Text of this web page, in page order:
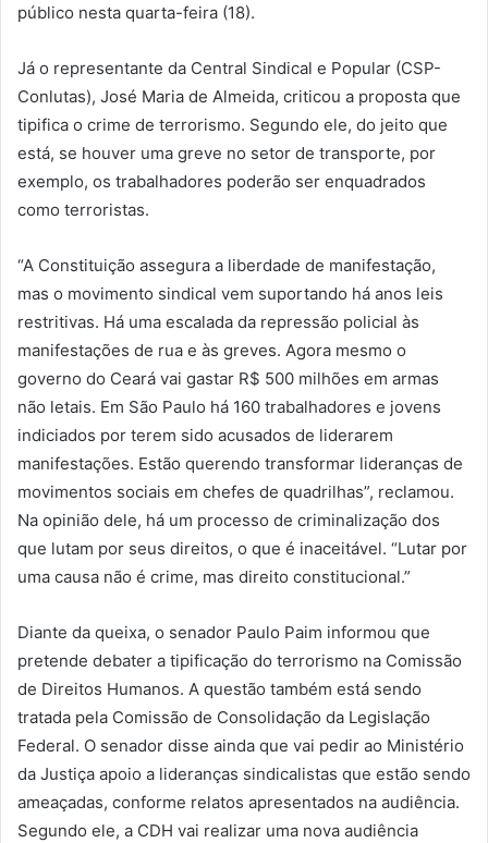
público nesta quarta-feira (18).
Já o representante da Central Sindical e Popular (CSP-
Conlutas), José Maria de Almeida, criticou a proposta que
tipifica o crime de terrorismo. Segundo ele, do jeito que
está, se houver uma greve no setor de transporte, por
exemplo, os trabalhadores poderão ser enquadrados
como terroristas.
“A Constituição assegura a liberdade de manifestação,
mas o movimento sindical vem suportando há anos leis
restritivas. Há uma escalada da repressão policial às
manifestações de rua e às greves. Agora mesmo o
governo do Ceará vai gastar R$ 500 milhões em armas
não letais. Em São Paulo há 160 trabalhadores e jovens
indiciados por terem sido acusados de liderarem
manifestações. Estão querendo transformar lideranças de
movimentos sociais em chefes de quadrilhas”, reclamou.
Na opinião dele, há um processo de criminalização dos
que lutam por seus direitos, o que é inaceitável. “Lutar por
uma causa não é crime, mas direito constitucional.”
Diante da queixa, o senador Paulo Paim informou que
pretende debater a tipificação do terrorismo na Comissão
de Direitos Humanos. A questão também está sendo
tratada pela Comissão de Consolidação da Legislação
Federal. O senador disse ainda que vai pedir ao Ministério
da Justiça apoio a lideranças sindicalistas que estão sendo
ameaçadas, conforme relatos apresentados na audiência.
Segundo ele, a CDH vai realizar uma nova audiência